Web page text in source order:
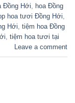
Đồng Hới
hoa Đồng
hoa tươi Đồng Hới
Hới tiệm hoa Đồng
tiệm hoa tươi tại
Leave a comment